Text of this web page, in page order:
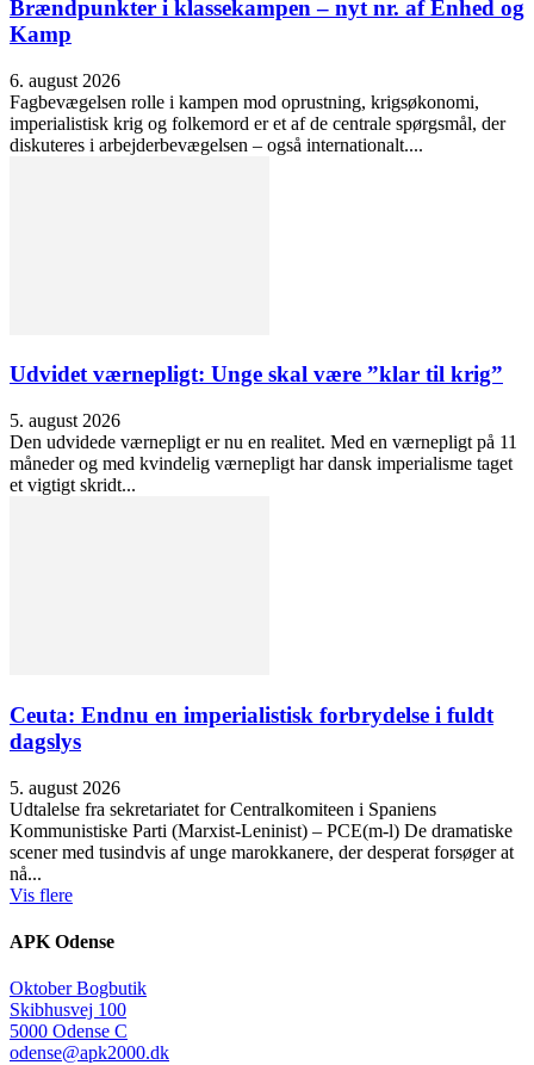
Brændpunkter i klassekampen – nyt nr. af Enhed og
Kamp
6. august 2026
Fagbevægelsen rolle i kampen mod oprustning, krigsøkonomi,
imperialistisk krig og folkemord er et af de centrale spørgsmål, der
diskuteres i arbejderbevægelsen – også internationalt....
Udvidet værnepligt: Unge skal være ”klar til krig”
5. august 2026
Den udvidede værnepligt er nu en realitet. Med en værnepligt på 11
måneder og med kvindelig værnepligt har dansk imperialisme taget
et vigtigt skridt...
Ceuta: Endnu en imperialistisk forbrydelse i fuldt
dagslys
5. august 2026
Udtalelse fra sekretariatet for Centralkomiteen i Spaniens
Kommunistiske Parti (Marxist-Leninist) – PCE(m-l) De dramatiske
scener med tusindvis af unge marokkanere, der desperat forsøger at
nå...
Vis flere
APK Odense
Oktober Bogbutik
Skibhusvej 100
5000 Odense C
odense@apk2000.dk